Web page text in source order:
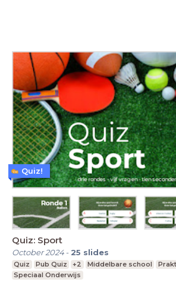
Quiz: Sport
October 2024- 25 slides
Quiz Pub Quiz +2 Middelbare school
Speciaal Onderwijs
Quiz!